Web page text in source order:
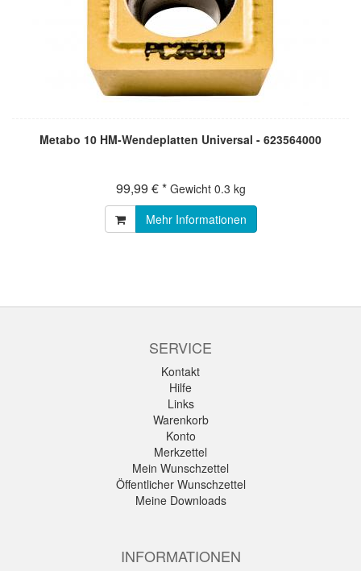
Metabo 10 HM-Wendeplatten Universal - 623564000
99,99 € * Gewicht 0.3 kg
Mehr Informationen
SERVICE
Kontakt
Hilfe
Links
Warenkorb
Konto
Merkzettel
Mein Wunschzettel
Öffentlicher Wunschzettel
Meine Downloads
INFORMATIONEN